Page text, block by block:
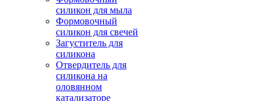
силикон для мыла
Формовочный
силикон для свечей
Загуститель для
силикона
Отвердитель для
силикона на
оловянном
катализаторе